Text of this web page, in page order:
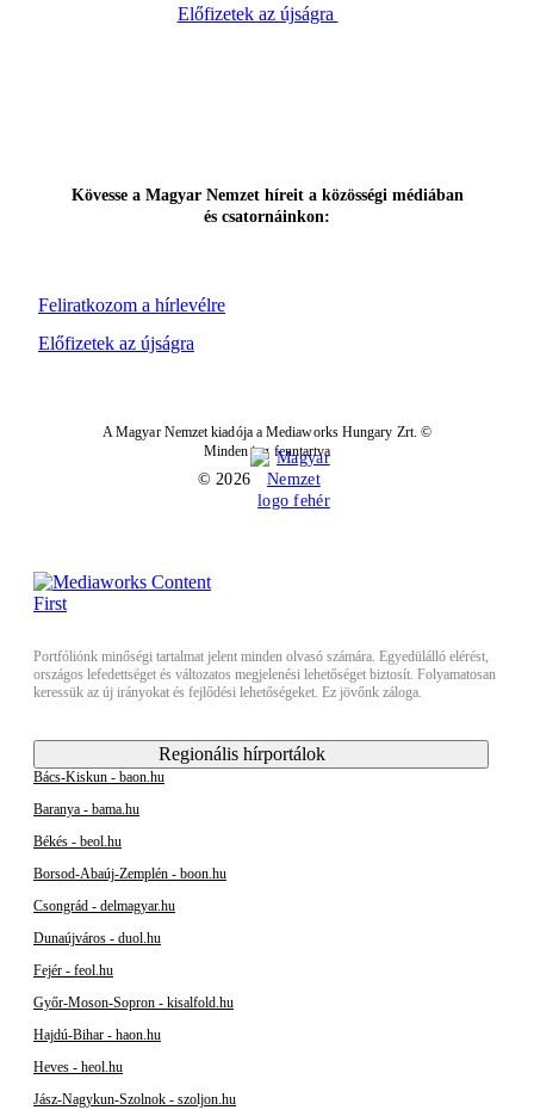
Előfizetek az újságra
Feliratkozom a hírlevélre
Kövesse a Magyar Nemzet híreit a közösségi médiában
és csatornáinkon:
Előfizetek az újságra
A Magyar Nemzet kiadója a Mediaworks Hungary Zrt. ©
Minden jog fenntartva
© 2026
Portfóliónk minőségi tartalmat jelent minden olvasó számára. Egyedülálló elérést,
országos lefedettséget és változatos megjelenési lehetőséget biztosít. Folyamatosan
keressük az új irányokat és fejlődési lehetőségeket. Ez jövőnk záloga.
Regionális hírportálok
Bács-Kiskun - baon.hu
Baranya - bama.hu
Békés - beol.hu
Borsod-Abaúj-Zemplén - boon.hu
Csongrád - delmagyar.hu
Dunaújváros - duol.hu
Fejér - feol.hu
Győr-Moson-Sopron - kisalfold.hu
Hajdú-Bihar - haon.hu
Heves - heol.hu
Jász-Nagykun-Szolnok - szoljon.hu